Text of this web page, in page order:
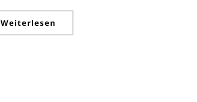
Weiterlesen